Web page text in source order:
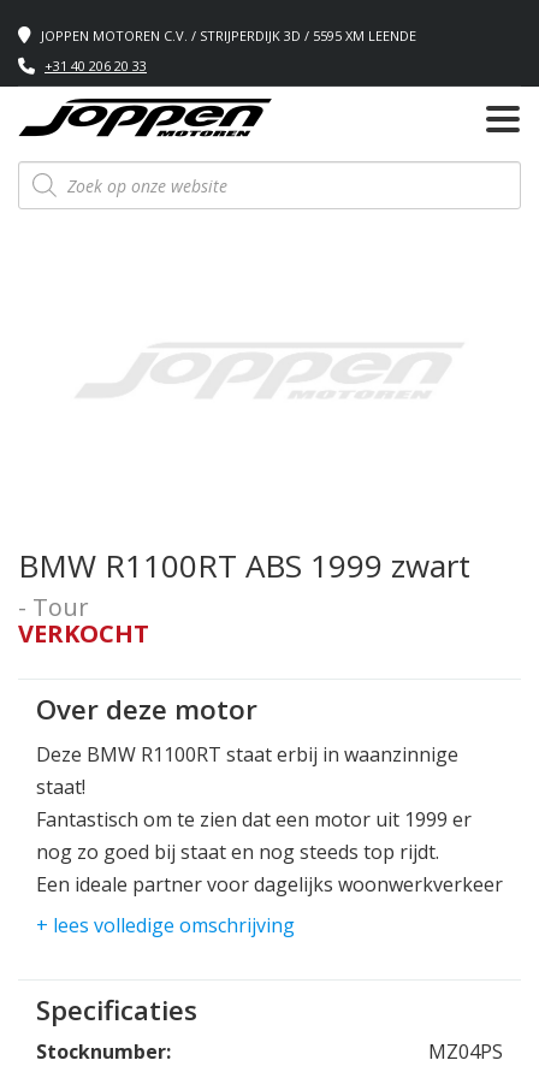
JOPPEN MOTOREN C.V. / STRIJPERDIJK 3D / 5595 XM LEENDE
+31 40 206 20 33
Producten
zoeken
BMW R1100RT ABS 1999 zwart
- Tour
VERKOCHT
Over deze motor
Deze BMW R1100RT staat erbij in waanzinnige
staat!
Fantastisch om te zien dat een motor uit 1999 er
nog zo goed bij staat en nog steeds top rijdt.
Een ideale partner voor dagelijks woonwerkverkeer
of een mooie reis naar waar je maar heen wilt.
-ABS
-handvatverwarming
-cilinder beschermers
+ lees volledige omschrijving
Specificaties
Stocknumber:
MZ04PS